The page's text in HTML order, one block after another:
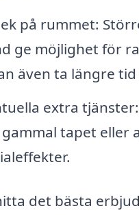
på rummet:
ge möjlighet för
även ta längre
extra
tapet eller
det bästa